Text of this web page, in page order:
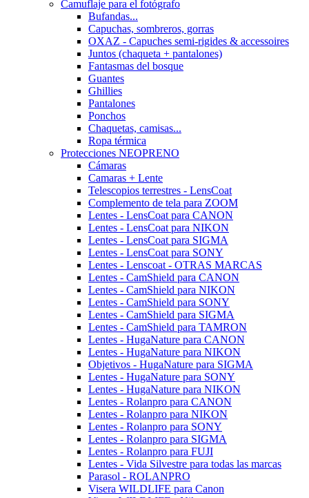
Camuflaje para el fotógrafo
Bufandas...
Capuchas, sombreros, gorras
OXAZ - Capuches semi-rigides & accessoires
Juntos (chaqueta + pantalones)
Fantasmas del bosque
Guantes
Ghillies
Pantalones
Ponchos
Chaquetas, camisas...
Ropa térmica
Protecciones NEOPRENO
Cámaras
Camaras + Lente
Telescopios terrestres - LensCoat
Complemento de tela para ZOOM
Lentes - LensCoat para CANON
Lentes - LensCoat para NIKON
Lentes - LensCoat para SIGMA
Lentes - LensCoat para SONY
Lentes - Lenscoat - OTRAS MARCAS
Lentes - CamShield para CANON
Lentes - CamShield para NIKON
Lentes - CamShield para SONY
Lentes - CamShield para SIGMA
Lentes - CamShield para TAMRON
Lentes - HugaNature para CANON
Lentes - HugaNature para NIKON
Objetivos - HugaNature para SIGMA
Lentes - HugaNature para SONY
Lentes - HugaNature para NIKON
Lentes - Rolanpro para CANON
Lentes - Rolanpro para NIKON
Lentes - Rolanpro para SONY
Lentes - Rolanpro para SIGMA
Lentes - Rolanpro para FUJI
Lentes - Vida Silvestre para todas las marcas
Parasol - ROLANPRO
Visera WILDLIFE para Canon